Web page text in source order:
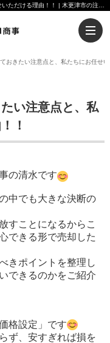
おきたい注意点と、私たちにお任せ
い注意点と、私
！
の清水です
中でも大きな決断の
すことになるからこ
できる形で売却した
きポイントを整理し
できるのかをご紹介
格設定」です
ず、安すぎれば損を